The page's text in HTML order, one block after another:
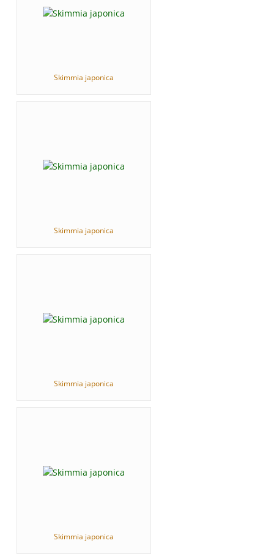
Skimmia japonica
Skimmia japonica
Skimmia japonica
Skimmia japonica